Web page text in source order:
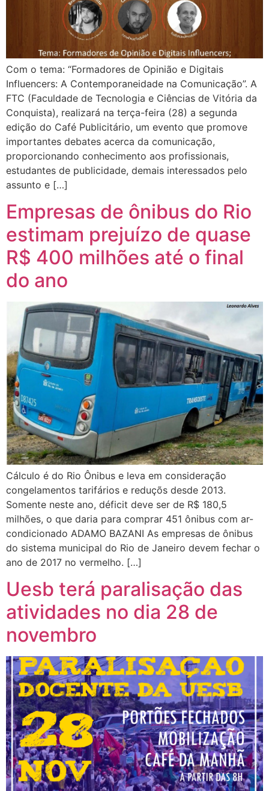
Com o tema: “Formadores de Opinião e Digitais
Influencers: A Contemporaneidade na Comunicação”. A
FTC (Faculdade de Tecnologia e Ciências de Vitória da
Conquista), realizará na terça-feira (28) a segunda
edição do Café Publicitário, um evento que promove
importantes debates acerca da comunicação,
proporcionando conhecimento aos profissionais,
estudantes de publicidade, demais interessados pelo
assunto e […]
Empresas de ônibus do Rio
estimam prejuízo de quase
R$ 400 milhões até o final
do ano
Cálculo é do Rio Ônibus e leva em consideração
congelamentos tarifários e reduçõs desde 2013.
Somente neste ano, déficit deve ser de R$ 180,5
milhões, o que daria para comprar 451 ônibus com ar-
condicionado ADAMO BAZANI As empresas de ônibus
do sistema municipal do Rio de Janeiro devem fechar o
ano de 2017 no vermelho. […]
Uesb terá paralisação das
atividades no dia 28 de
novembro